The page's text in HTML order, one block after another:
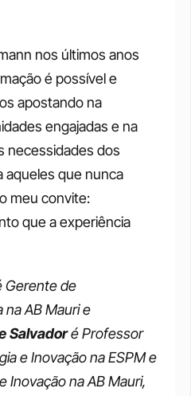
nos últimos anos
é possível e
apostando na
engajadas e na
necessidades dos
aqueles que nunca
meu convite:
que a experiência
Gerente de
na AB Mauri e
Salvador é Professor
e Inovação na ESPM e
Inovação na AB Mauri,